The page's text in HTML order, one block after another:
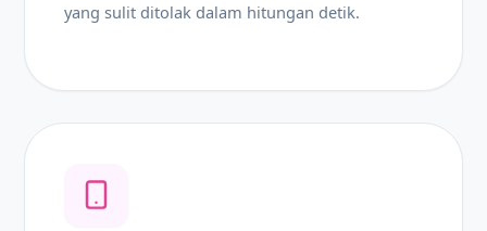
yang sulit ditolak dalam hitungan detik.